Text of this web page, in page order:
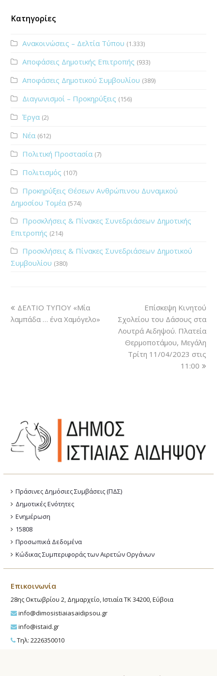
Κατηγορίες
Ανακοινώσεις – Δελτία Τύπου (1.333)
Αποφάσεις Δημοτικής Επιτροπής (933)
Αποφάσεις Δημοτικού Συμβουλίου (389)
Διαγωνισμοί – Προκηρύξεις (156)
Έργα (2)
Νέα (612)
Πολιτική Προστασία (7)
Πολιτισμός (107)
Προκηρύξεις Θέσεων Ανθρώπινου Δυναμικού
Δημοσίου Τομέα (574)
Προσκλήσεις & Πίνακες Συνεδριάσεων Δημοτικής
Επιτροπής (214)
Προσκλήσεις & Πίνακες Συνεδριάσεων Δημοτικού
Συμβουλίου (380)
ΔΕΛΤΙΟ ΤΥΠΟΥ «Μία
λαμπάδα … ένα Χαμόγελο»
Eπίσκεψη Κινητού
Σχολείου του Δάσους στα
Λουτρά Αιδηψού. Πλατεία
Θερμοποτάμου, Μεγάλη
Τρίτη 11/04/2023 στις
11:00
Πράσινες Δημόσιες Συμβάσεις (ΠΔΣ)
Δημοτικές Ενότητες
Ενημέρωση
15808
Προσωπικά Δεδομένα
Κώδικας Συμπεριφοράς των Αιρετών Οργάνων
Επικοινωνία
28ης Οκτωβρίου 2, Δημαρχείο, Ιστιαία ΤΚ 34200, Εύβοια
info@dimosistiaiasaidipsou.gr
info@istaid.gr
Τηλ: 2226350010